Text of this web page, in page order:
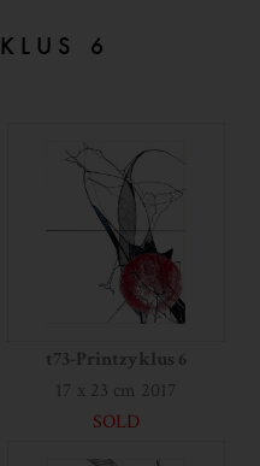
6
t73-Printzyklus 6
17 x 23 cm 2017
SOLD